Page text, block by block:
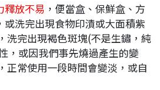
釋放不易 ，便當盒、保鮮盒、方
洗完出現食物印漬或大面積紫
洗完出現褐色斑塊(不是生鏽，純
，或因我們事先燒過產生的變
正常使用一段時間會變淡，或自